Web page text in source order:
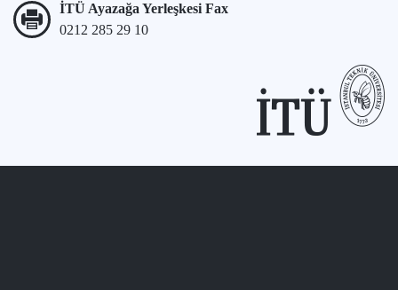
İTÜ Ayazağa Yerleşkesi Fax
0212 285 29 10